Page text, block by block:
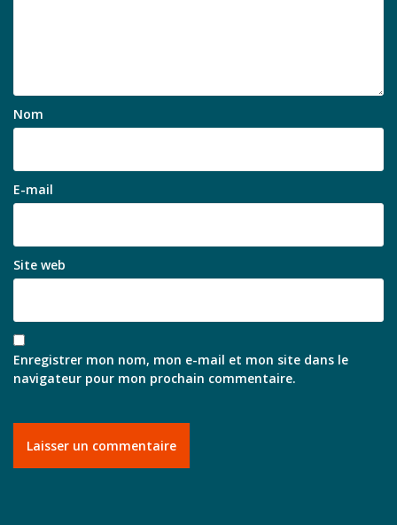
Nom
E-mail
Site web
Enregistrer mon nom, mon e-mail et mon site dans le
navigateur pour mon prochain commentaire.